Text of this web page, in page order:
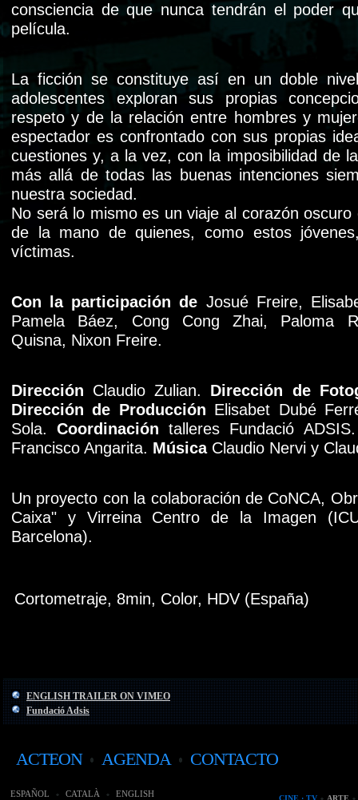
consciencia de que nunca tendrán el poder
película.
La ficción se constituye así en un doble
adolescentes exploran sus propias
respeto y de la relación entre hombres y
espectador es confrontado con sus propias
cuestiones y, a la vez, con la imposibilidad de
más allá de todas las buenas intenciones
nuestra sociedad.
No será lo mismo es un viaje al corazón
de la mano de quienes, como estos
víctimas.
Con la participación de Josué Freire,
Pamela Báez, Cong Cong Zhai, Paloma
Quisna, Nixon Freire.
Dirección Claudio Zulian. Dirección de
Dirección de Producción Elisabet Dubé
Sola.Coordinación talleres Fundació
Francisco Angarita. MúsicaClaudio Nervi y
Un proyecto con la colaboración de CoNCA,
Caixa" y Virreina Centro de la Imagen
Barcelona).
Cortometraje, 8min, Color, HDV (España)
ENGLISH TRAILER ON VIMEO
Fundació Adsis
ACTEON AGENDA CONTACTO
ESPAÑOL CATALÀ ENGLISH CINE · TV ARTE